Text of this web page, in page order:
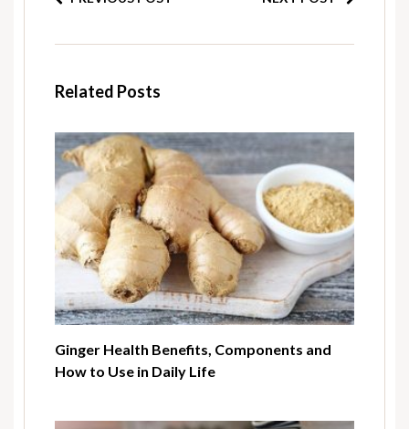
Related Posts
Ginger Health Benefits, Components and
How to Use in Daily Life